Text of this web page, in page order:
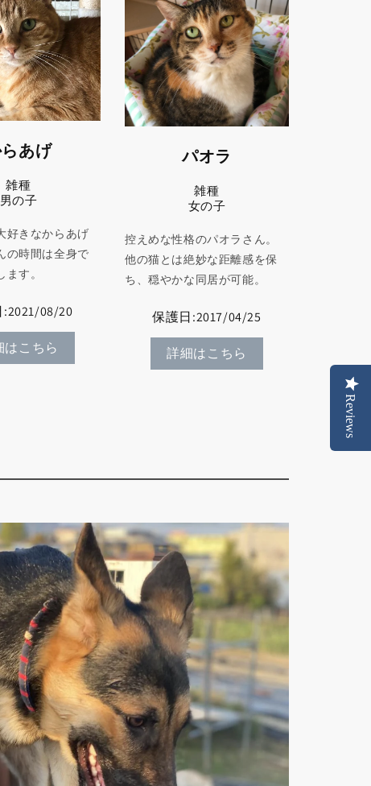
あげ
雑種
男の子
好きなからあげ
の時間は全身で
す。
08/20
はこちら
パオラ
雑種
女の子
控えめな性格のパオラさん。
他の猫とは絶妙な距離感を保
ち、穏やかな同居が可能。
保護日:2017/04/25
詳細はこちら
Reviews